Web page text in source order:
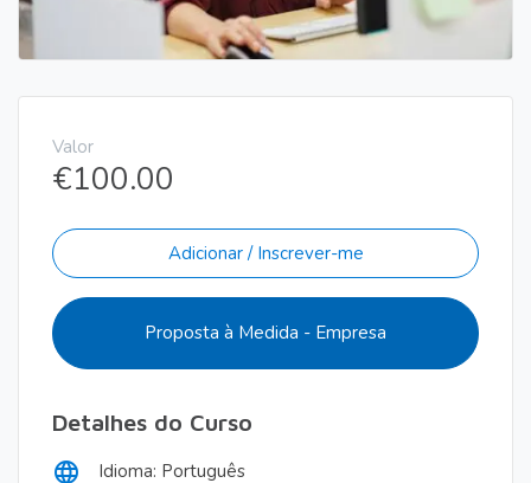
Valor
€100.00
Adicionar / Inscrever-me
Proposta à Medida - Empresa
Detalhes do Curso
language Idioma: Português